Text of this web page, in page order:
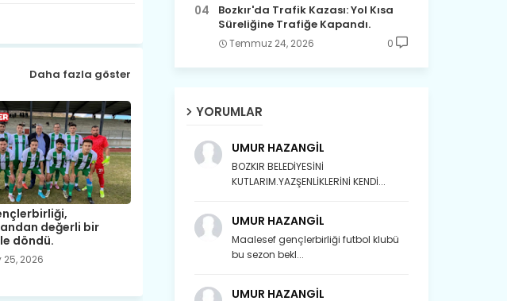
Daha fazla göster
değerli bir
döndü.
2026
Bozkır'da Trafik Kazası: Yol Kısa
Süreliğine Trafiğe Kapandı.
Temmuz 24, 2026 0
YORUMLAR
UMUR HAZANGİL
BOZKIR BELEDİYESİNİ
KUTLARIM.YAZŞENLİKLERİNİ KENDİ...
UMUR HAZANGİL
Maalesef gençlerbirliği futbol klubü
bu sezon bekl...
UMUR HAZANGİL